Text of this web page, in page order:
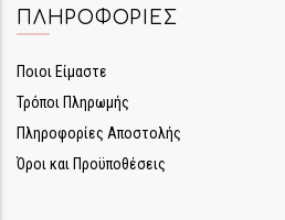
ΠΛΗΡΟΦΟΡΊΕΣ
Ποιοι Είμαστε
Τρόποι Πληρωμής
Πληροφορίες Αποστολής
Όροι και Προϋποθέσεις